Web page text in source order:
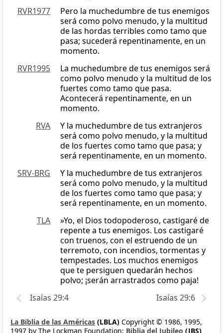
RVR1977
Pero la muchedumbre de tus enemigos
será como polvo menudo, y la multitud
de las hordas terribles como tamo que
pasa; sucederá repentinamente, en un
momento.
RVR1995
La muchedumbre de tus enemigos será
como polvo menudo y la multitud de los
fuertes como tamo que pasa.
Acontecerá repentinamente, en un
momento.
RVA
Y la muchedumbre de tus extranjeros
será como polvo menudo, y la multitud
de los fuertes como tamo que pasa; y
será repentinamente, en un momento.
SRV-BRG
Y la muchedumbre de tus extranjeros
será como polvo menudo, y la multitud
de los fuertes como tamo que pasa; y
será repentinamente, en un momento.
TLA
»Yo, el Dios todopoderoso, castigaré de
repente a tus enemigos. Los castigaré
con truenos, con el estruendo de un
terremoto, con incendios, tormentas y
tempestades. Los muchos enemigos
que te persiguen quedarán hechos
polvo; ¡serán arrastrados como paja!
Isaías 29:4
Isaías 29:6
La Biblia de las Américas (LBLA) Copyright © 1986, 1995,
1997 by The Lockman Foundation; Biblia del Jubileo (JBS)